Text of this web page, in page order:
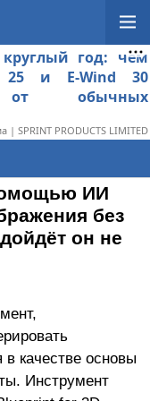
год: чем
25 и E-Wind 30
от обычных
| SPRINT PRODUCTS LIMITED
ИИ
без
он не
качестве основы
Инструмент